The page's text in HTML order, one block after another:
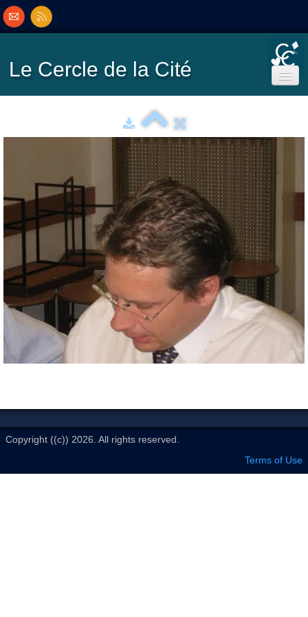
Le Cercle de la Cité
Inscriptions/Programme
Résultats
Classement▼
Le Club
Copyright ((c)) 2026. All rights reserved.
Terms of Use